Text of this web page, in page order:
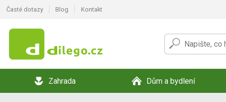
Časté dotazy Blog Kontakt
Zahrada Dům a bydlení